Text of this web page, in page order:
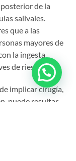
de la
salivales.
que a las
mayores de
la ingesta
de riesgo.
implicar cirugía,
puede resultar